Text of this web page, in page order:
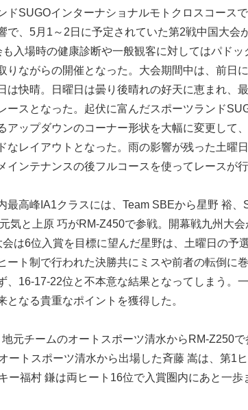
ドSUGOインターナショナルモトクロスコース
で、5月1～2日に予定されていた第2戦中国大会
入場時の健康診断や一般観客に対してはパド
りながらの開催となった。大会期間中は、前日
は快晴。日曜日は曇り後晴れの好天に恵まれ、
ースとなった。起伏に富んだスポーツランド
アップダウンのコーナー形状を大幅に変更して
なレイアウトとなった。雨の影響が残った土曜
インテナンスの後フルコースを使ってレースが行
最高峰IA1クラスには、Team SBEから星野 裕
気と上原 巧がRM-Z450で参戦。開幕戦九州大
は6位入賞を目標に望んだ星野は、土曜日の予
ート制で行われた決勝共にミスや前者の転倒に
、16-17-22位と不本意な結果となってしまう。
となる貴重なポイントを獲得した。
地元チームのオートスポーツ清水からRM-Z250
ートスポーツ清水から出場した斉藤 嵩は、第1
ー福村 鎌は両ヒート16位で入賞圏内にあと一